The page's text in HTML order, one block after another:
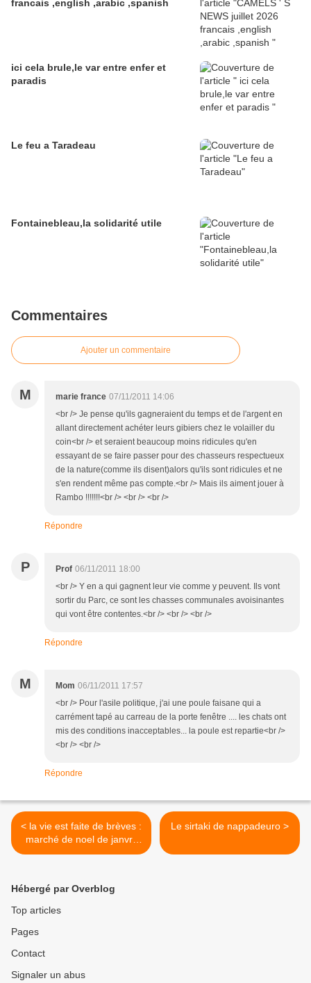
francais ,english ,arabic ,spanish
ici cela brule,le var entre enfer et
paradis
Le feu a Taradeau
Fontainebleau,la solidarité utile
Commentaires
Ajouter un commentaire
M marie france 07/11/2011 14:06
<br /> Je pense qu'ils gagneraient du temps et de l'argent en
allant directement achéter leurs gibiers chez le volailler du
coin<br /> et seraient beaucoup moins ridicules qu'en
essayant de se faire passer pour des chasseurs respectueux
de la nature(comme ils disent)alors qu'ils sont ridicules et ne
s'en rendent même pas compte.<br /> Mais ils aiment jouer à
Rambo !!!!!!!<br /> <br /> <br />
Répondre
P Prof 06/11/2011 18:00
<br /> Y en a qui gagnent leur vie comme y peuvent. Ils vont
sortir du Parc, ce sont les chasses communales avoisinantes
qui vont être contentes.<br /> <br /> <br />
Répondre
M Mom 06/11/2011 17:57
<br /> Pour l'asile politique, j'ai une poule faisane qui a
carrément tapé au carreau de la porte fenêtre .... les chats ont
mis des conditions inacceptables... la poule est repartie<br />
<br /> <br />
Répondre
< la vie est faite de brèves :
marché de noel de janvry
(suite)
Le sirtaki de nappadeuro >
Hébergé par Overblog
Top articles
Pages
Contact
Signaler un abus